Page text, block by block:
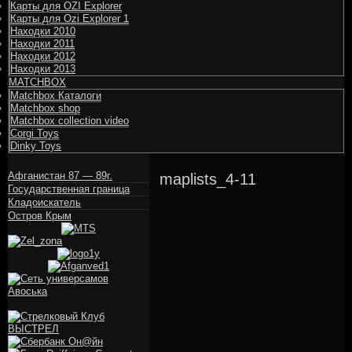
Карты для OZI Explorer
Карты для Ozi Explorer 1
Находки 2010
Находки 2011
Находки 2012
Находки 2013
MATCHBOX
Matchbox Каталоги
Matchbox shop
Matchbox collection video
Corgi Toys
Dinky Toys
maplists_4-11
Афганистан 87 — 89г.
Государственная граница
Кладоискатель
Остров Крым